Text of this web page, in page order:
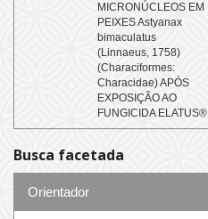
MICRONÚCLEOS EM
PEIXES Astyanax
bimaculatus
(Linnaeus, 1758)
(Characiformes:
Characidae) APÓS
EXPOSIÇÃO AO
FUNGICIDA ELATUS®
Busca facetada
Orientador